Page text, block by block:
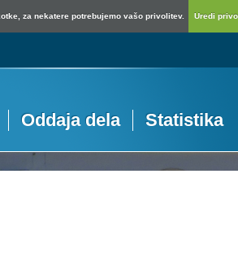
za nekatere potrebujemo vašo privolitev. Uredi
Oddaja dela Statistika